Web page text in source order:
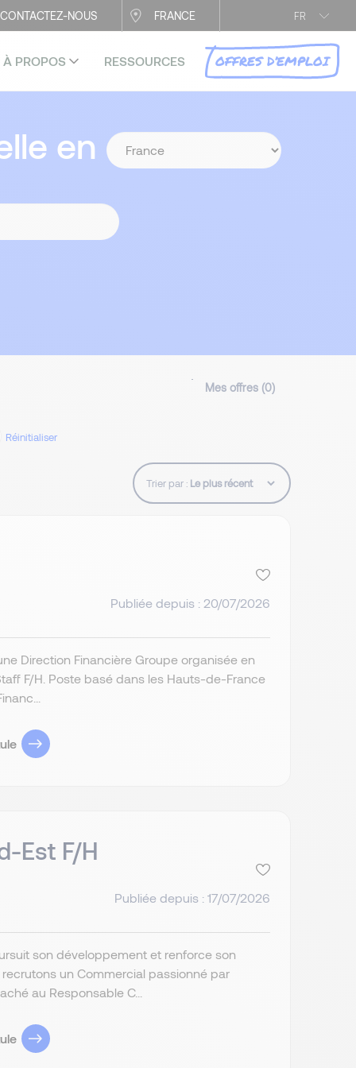
FR
CONTACTEZ-NOUS FRANCE
À PROPOS RESSOURCES OFFRES D’EMPLOI
en
Mes offres (0)
Réinitialiser
Trier par :
Publiée depuis : 20/07/2026
Direction Financière Groupe organisée en
F/H. Poste basé dans les Hauts-de-France
Est F/H
Publiée depuis : 17/07/2026
son développement et renforce son
un Commercial passionné par
au Responsable C...